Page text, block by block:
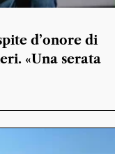
d’onore di
«Una serata